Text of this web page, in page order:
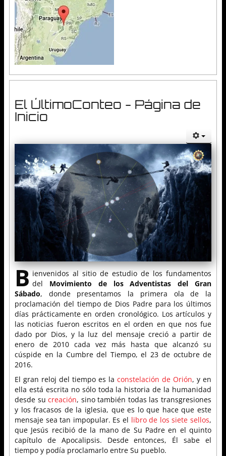
El ÚltimoConteo - Página de
Inicio
B ienvenidos al sitio de estudio de los fundamentos
del Movimiento de los Adventistas del Gran
Sábado, donde presentamos la primera ola de la
proclamación del tiempo de Dios Padre para los últimos
días prácticamente en orden cronológico. Los artículos y
las noticias fueron escritos en el orden en que nos fue
dado por Dios, y la luz del mensaje creció a partir de
enero de 2010 cada vez más hasta que alcanzó su
cúspide en la Cumbre del Tiempo, el 23 de octubre de
2016.
El gran reloj del tiempo es la constelación de Orión, y en
ella está escrita no sólo toda la historia de la humanidad
desde sucreación, sino también todas las transgresiones
y los fracasos de la iglesia, que es lo que hace que este
mensaje sea tan impopular. Es el libro de los siete sellos,
que Jesús recibió de la mano de Su Padre en el quinto
capítulo de Apocalipsis. Desde entonces, Él sabe el
tiempo y podía proclamarlo entre Su pueblo.